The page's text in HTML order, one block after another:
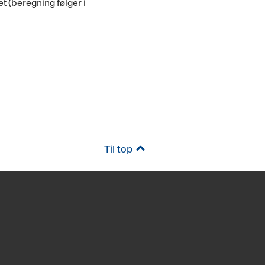
Til top